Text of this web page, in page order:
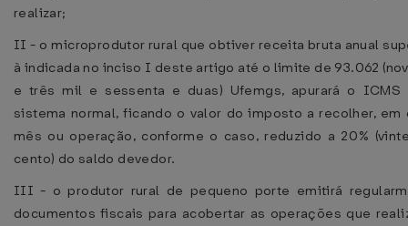
realizar;
II - o microprodutor rural que obtiver receita bruta anual
à indicada no inciso I deste artigo até o limite de 93.062
e três mil e sessenta e duas) Ufemgs, apurará o ICMS
sistema normal, ficando o valor do imposto a recolher, em
mês ou operação, conforme o caso, reduzido a 20%
cento) do saldo devedor.
III - o produtor rural de pequeno porte emitirá
documentos fiscais para acobertar as operações que